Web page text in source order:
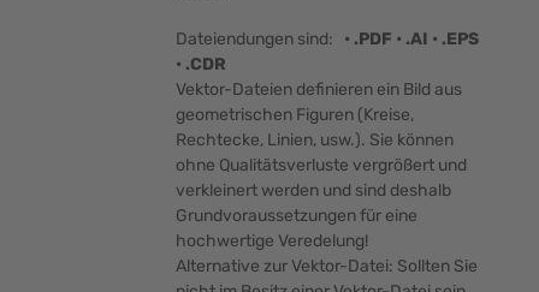
Dateiendungen sind: • .PDF • .AI • .EPS
• .CDR
Vektor-Dateien definieren ein Bild aus
geometrischen Figuren (Kreise,
Rechtecke, Linien, usw.). Sie können
ohne Qualitätsverluste vergrößert und
verkleinert werden und sind deshalb
Grundvoraussetzungen für eine
hochwertige Veredelung!
Alternative zur Vektor-Datei: Sollten Sie